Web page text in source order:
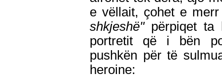
e vëllait, çohet e
shkjeshë"përpiqet ta
portretit që i bën
pushkën për të
heroine: